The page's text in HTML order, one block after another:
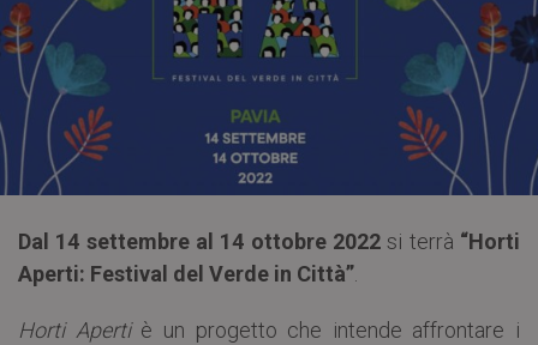
Dal 14 settembre al 14 ottobre 2022 si terrà “Horti
Aperti: Festival del Verde in Città”
Horti Apertiè un progetto che intende affrontare i